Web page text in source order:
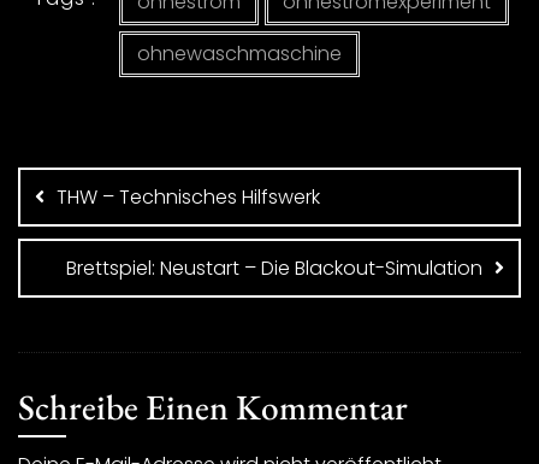
ohnewaschmaschine
Beitragsnavigation
THW – Technisches Hilfswerk
Brettspiel: Neustart – Die Blackout-Simulation
Schreibe Einen Kommentar